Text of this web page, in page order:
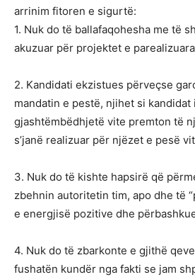
arrinim fitoren e sigurtë:
1. Nuk do të ballafaqohesha me të
akuzuar për projektet e
2. Kandidati ekzistues përveçse
mandatin e pestë, njihet si kandidat
gjashtëmbëdhjetë vite premton të
s’janë realizuar për njëzet e pesë
3. Nuk do të kishte hapsirë që
zbehnin autoritetin tim, apo dhe të
e energjisë pozitive dhe
4. Nuk do të zbarkonte e gjithë
fushatën kundër nga fakti se jam